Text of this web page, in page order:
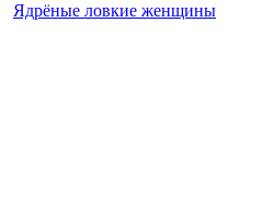
Ядрёные ловкие женщины